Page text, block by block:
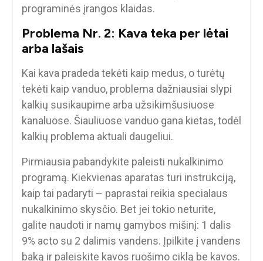
programinės įrangos klaidas.
Problema Nr. 2: Kava teka per lėtai
arba lašais
Kai kava pradeda tekėti kaip medus, o turėtų
tekėti kaip vanduo, problema dažniausiai slypi
kalkių susikaupime arba užsikimšusiuose
kanaluose. Šiauliuose vanduo gana kietas, todėl
kalkių problema aktuali daugeliui.
Pirmiausia pabandykite paleisti nukalkinimo
programą. Kiekvienas aparatas turi instrukciją,
kaip tai padaryti – paprastai reikia specialaus
nukalkinimo skysčio. Bet jei tokio neturite,
galite naudoti ir namų gamybos mišinį: 1 dalis
9% acto su 2 dalimis vandens. Įpilkite į vandens
baką ir paleiskite kavos ruošimo ciklą be kavos.